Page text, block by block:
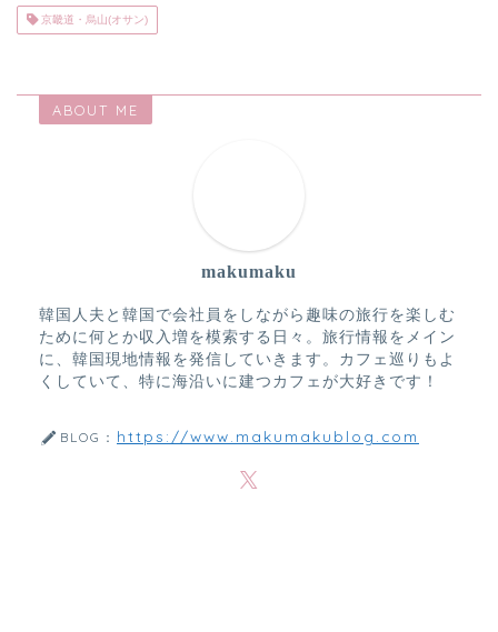
京畿道・烏山(オサン)
ABOUT ME
makumaku
韓国人夫と韓国で会社員をしながら趣味の旅行を楽しむ
ために何とか収入増を模索する日々。旅行情報をメイン
に、韓国現地情報を発信していきます。カフェ巡りもよ
くしていて、特に海沿いに建つカフェが大好きです！
BLOG： https://www.makumakublog.com